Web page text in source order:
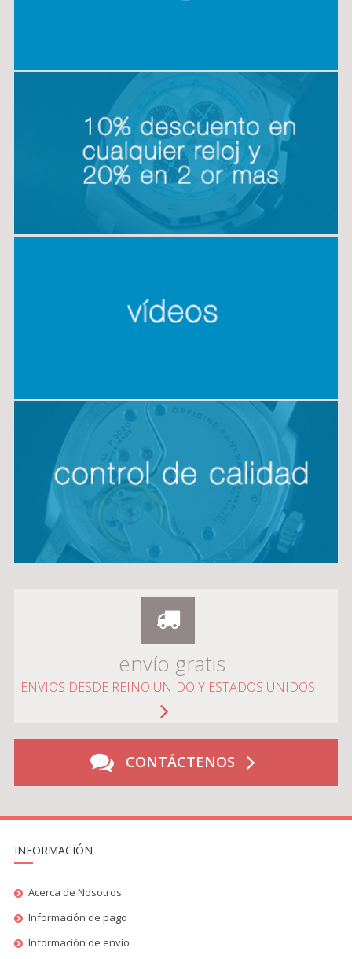
envío gratis
ENVIOS DESDE REINO UNIDO Y ESTADOS UNIDOS
CONTÁCTENOS
INFORMACIÓN
Acerca de Nosotros
Información de pago
Información de envío